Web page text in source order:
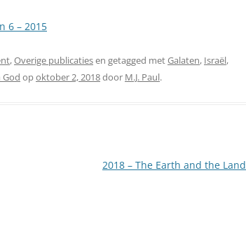
6 – 2015
,Overige publicatiesen getagged metGalaten, Israël,
opoktober 2, 2018door M.J. Paul.
2018 – The Earth and the Land